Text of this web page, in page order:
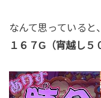
なんて思っていると、
１６７G（宵越し５